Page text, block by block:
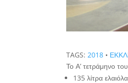
TAGS: 2018 •
Το Α’ τετράμηνο
135 λίτρα